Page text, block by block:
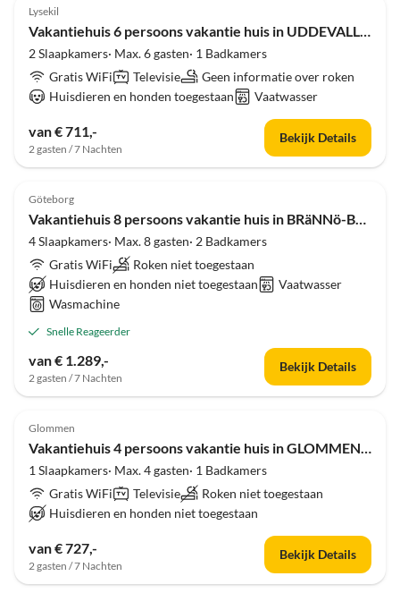
Lysekil
Vakantiehuis 6 persoons vakantie huis in UDDEVALLA-By Traum
2 Slaapkamers· Max. 6 gasten· 1 Badkamers
Gratis WiFi
Televisie
Geen informatie over roken
Huisdieren en honden toegestaan
Vaatwasser
van € 711,-
2 gasten / 7 Nachten
Bekijk Details
4.0 (5)
Göteborg
Vakantiehuis 8 persoons vakantie huis in BRäNNö-By Traum
4 Slaapkamers· Max. 8 gasten· 2 Badkamers
Gratis WiFi
Roken niet toegestaan
Huisdieren en honden niet toegestaan
Vaatwasser
Wasmachine
Snelle Reageerder
van € 1.289,-
2 gasten / 7 Nachten
Bekijk Details
4.0 (5)
Glommen
Vakantiehuis 4 persoons vakantie huis in GLOMMEN-By Traum
1 Slaapkamers· Max. 4 gasten· 1 Badkamers
Gratis WiFi
Televisie
Roken niet toegestaan
Huisdieren en honden niet toegestaan
van € 727,-
2 gasten / 7 Nachten
Bekijk Details
4.0 (5)